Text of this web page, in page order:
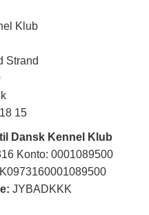
Klub
Strand
15
Dansk Kennel Klub
Konto: 0001089500
JYBADKKK